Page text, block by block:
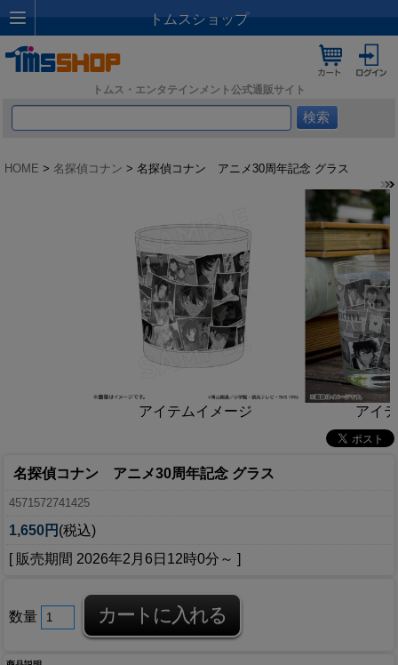
トムスショップ
トムス・エンタテインメント公式通販サイト
HOME > 名探偵コナン > 名探偵コナン アニメ30周年記念 グラス
アイテムイメージ アイ
名探偵コナン アニメ30周年記念 グラス
4571572741425
1,650円 (税込)
[ 販売期間 2026年2月6日12時0分 ～ ]
数量